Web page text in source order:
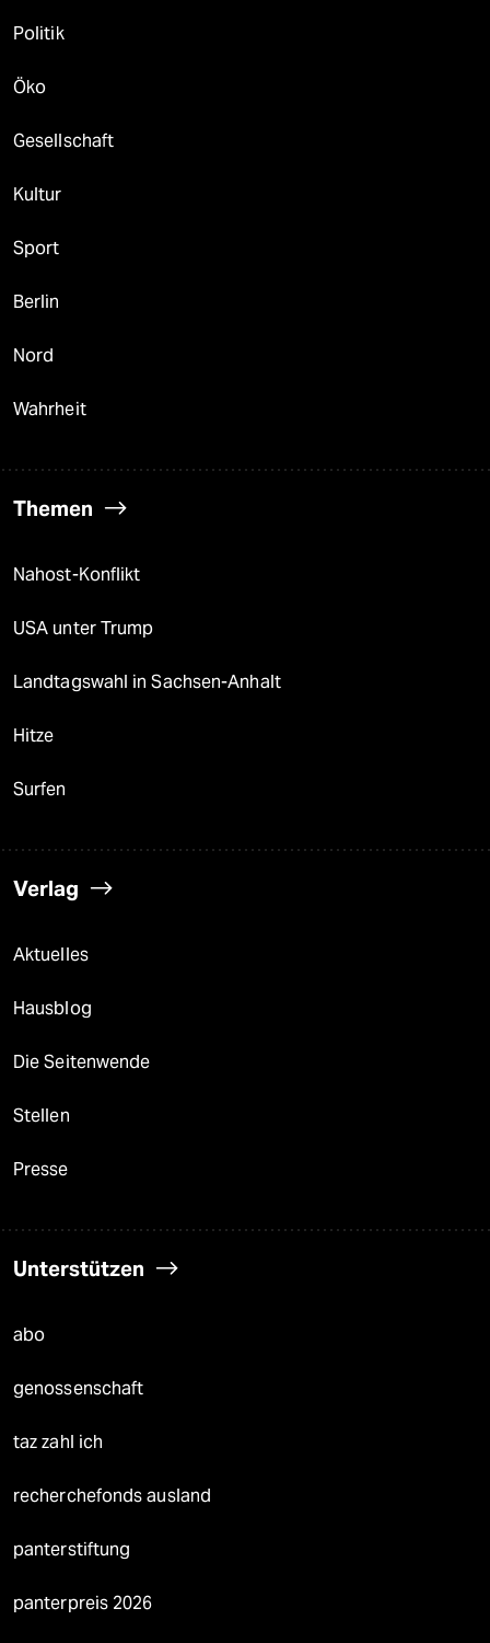
Politik
Öko
Gesellschaft
Kultur
Sport
Berlin
Nord
Wahrheit
Themen
Nahost-Konflikt
USA unter Trump
Landtagswahl in Sachsen-Anhalt
Hitze
Surfen
Verlag
Aktuelles
Hausblog
Die Seitenwende
Stellen
Presse
Unterstützen
abo
genossenschaft
taz zahl ich
recherchefonds ausland
panterstiftung
panterpreis 2026